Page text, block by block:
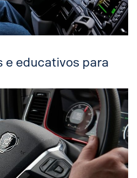
e educativos para